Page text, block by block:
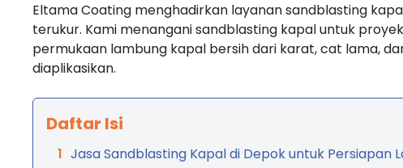
Eltama Coating menghadirkan layanan sandblasting
terukur. Kami menangani sandblasting kapal untuk
permukaan lambung kapal bersih dari karat, cat lama,
diaplikasikan.
Daftar Isi
Jasa Sandblasting Kapal di Depok untuk Persiapan